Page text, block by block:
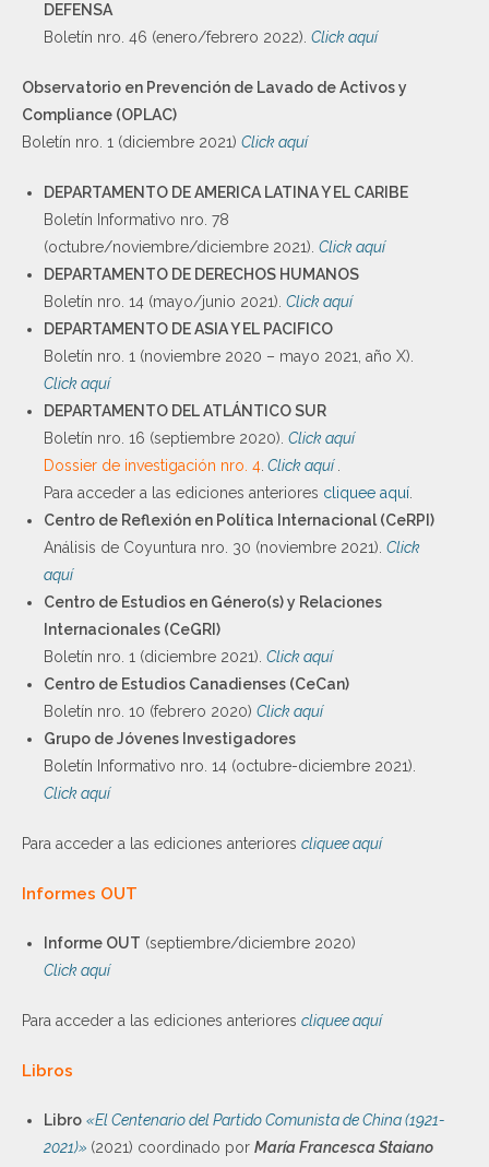
DEFENSA
Boletín nro. 46 (enero/febrero 2022). Click aquí
Observatorio en Prevención de Lavado de Activos y
Compliance (OPLAC)
Boletín nro. 1 (diciembre 2021) Click aquí
DEPARTAMENTO DE AMERICA LATINA Y EL CARIBE
Boletín Informativo nro. 78
(octubre/noviembre/diciembre 2021). Click aquí
DEPARTAMENTO DE DERECHOS HUMANOS
Boletín nro. 14 (mayo/junio 2021). Click aquí
DEPARTAMENTO DE ASIA Y EL PACIFICO
Boletín nro. 1 (noviembre 2020 – mayo 2021, año X).
Click aquí
DEPARTAMENTO DEL ATLÁNTICO SUR
Boletín nro. 16 (septiembre 2020). Click aquí
Dossier de investigación nro. 4. Click aquí.
Para acceder a las ediciones anteriores cliquee aquí.
Centro de Reflexión en Política Internacional (CeRPI)
Análisis de Coyuntura nro. 30 (noviembre 2021). Click
aquí
Centro de Estudios en Género(s) y Relaciones
Internacionales (CeGRI)
Boletín nro. 1 (diciembre 2021). Click aquí
Centro de Estudios Canadienses (CeCan)
Boletín nro. 10 (febrero 2020) Click aquí
Grupo de Jóvenes Investigadores
Boletín Informativo nro. 14 (octubre-diciembre 2021).
Click aquí
Para acceder a las ediciones anteriores cliquee aquí
Informes OUT
Informe OUT (septiembre/diciembre 2020)
Click aquí
Para acceder a las ediciones anteriores cliquee aquí
Libros
Libro «El Centenario del Partido Comunista de China (1921-
2021)» (2021) coordinado por María Francesca Staiano